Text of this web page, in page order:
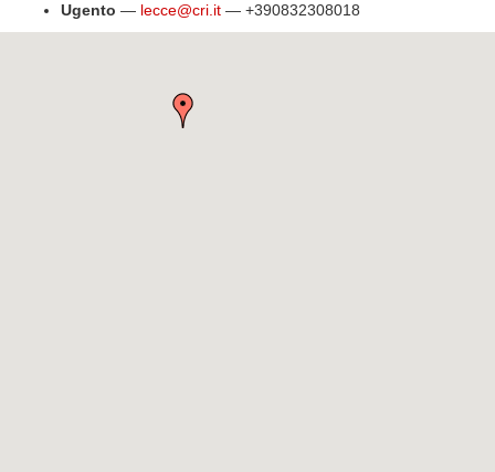
Ugento — lecce@cri.it — +390832308018